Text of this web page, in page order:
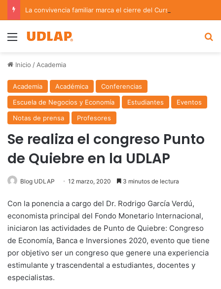
Menu
Inicio / Academia
Academia Académica
Conferencias
Escuela de Negocios y Economía
Estudiantes
Eventos
Notas de prensa
Profesores
Se realiza el congreso Punto
de Quiebre en la UDLAP
Blog UDLAP 12 marzo, 2020 3 minutos de lectura
Con la ponencia a cargo del Dr. Rodrigo García Verdú,
economista principal del Fondo Monetario Internacional,
iniciaron las actividades de Punto de Quiebre: Congreso
de Economía, Banca e Inversiones 2020, evento que tiene
por objetivo ser un congreso que genere una experiencia
estimulante y trascendental a estudiantes, docentes y
especialistas.